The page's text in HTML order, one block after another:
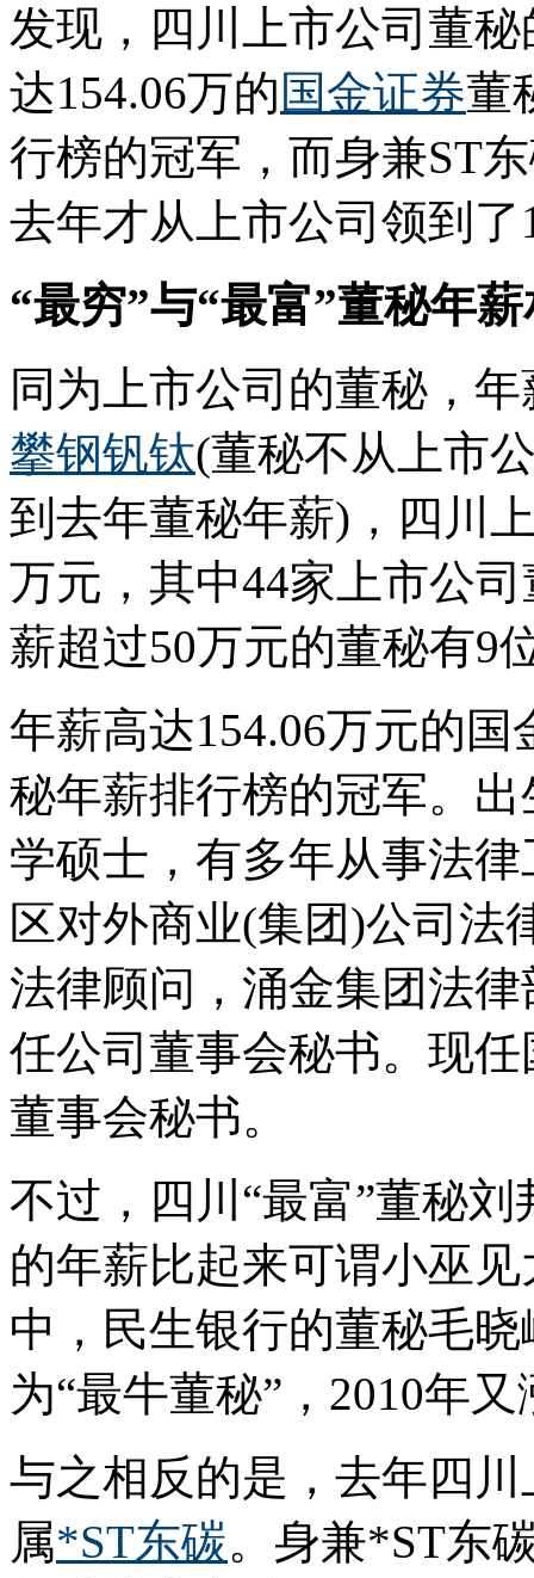
发现，四川上市公司董
达154.06万的国金证券董
行榜的冠军，而身兼ST
去年才从上市公司领到了
“最穷”与“最富”董秘年
同为上市公司的董秘，
攀钢钒钛(董秘不从上市
到去年董秘年薪)，四川
万元，其中44家上市公
薪超过50万元的董秘有9
年薪高达154.06万元的
秘年薪排行榜的冠军。
学硕士，有多年从事法
区对外商业(集团)公司法
法律顾问，涌金集团法
任公司董事会秘书。现
董事会秘书。
不过，四川“最富”董秘刘
的年薪比起来可谓小巫
中，民生银行的董秘毛
为“最牛董秘”，2010年
与之相反的是，去年四
属*ST东碳。身兼*ST东